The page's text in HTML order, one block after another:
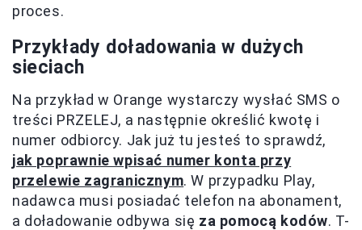
proces.
Przykłady doładowania w dużych
sieciach
Na przykład w Orange wystarczy wysłać SMS o
treści PRZELEJ, a następnie określić kwotę i
numer odbiorcy. Jak już tu jesteś to sprawdź,
jak poprawnie wpisać numer konta przy
przelewie zagranicznym. W przypadku Play,
nadawca musi posiadać telefon na abonament,
a doładowanie odbywa się za pomocą kodów. T-